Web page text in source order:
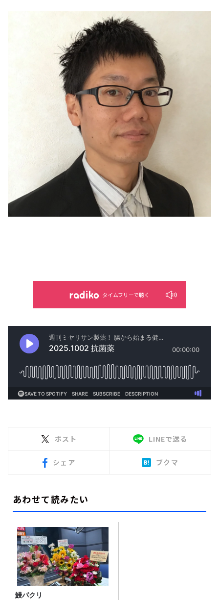
タイムフリーで聴く
ポスト LINEで送る
シェア ブクマ
あわせて読みたい
鰻パクリ